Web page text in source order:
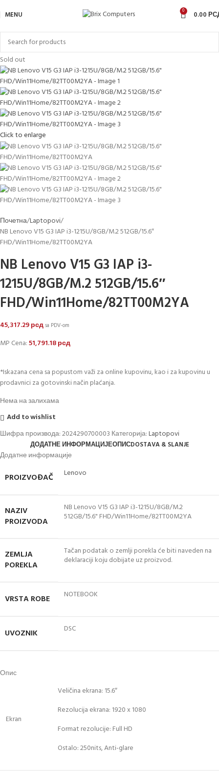
MENU 0 0.00
Sold out
Click to enlarge
Почетна Laptopovi
NB Lenovo V15 G3 IAP i3-1215U/8GB/M.2 512GB/15.6″
FHD/Win11Home/82TT00M2YA
NB Lenovo V15 G3 IAP i3-
1215U/8GB/M.2 512GB/15.6″
FHD/Win11Home/82TT00M2YA
45,317.29рсдsa PDV-om
MP Cena:51,791.18рсд
*Iskazana cena sa popustom važi za online kupovinu, kao i za kupovinu u
prodavnici za gotovinski način plaćanja.
Нема на залихама
Add to wishlist
Шифра производа:2024290700003 Категорија:Laptopovi
ДОДАТНЕ ИНФОРМАЦИЈЕОПИСDOSTAVA & SLANJE
Додатне информације
PROIZVOĐAČ Lenovo
NAZIV
PROIZVODA
NB Lenovo V15 G3 IAP i3-1215U/8GB/M.2
512GB/15.6" FHD/Win11Home/82TT00M2YA
ZEMLJA
POREKLA
Tačan podatak o zemlji porekla će biti naveden na
deklaraciji koju dobijate uz proizvod.
VRSTA ROBE NOTEBOOK
UVOZNIK DSC
Опис
Ekran
Veličina ekrana: 15.6″
Rezolucija ekrana: 1920 x 1080
Format rezolucije: Full HD
Ostalo: 250nits, Anti-glare